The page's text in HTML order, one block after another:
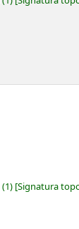
(1) Signatura